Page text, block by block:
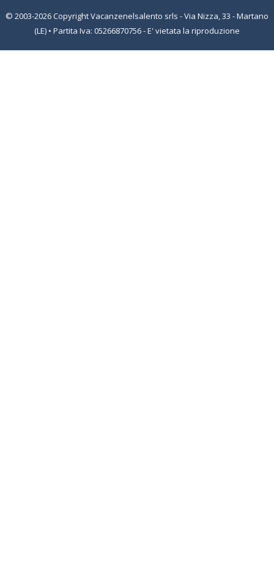
© 2003-2026 Copyright Vacanzenelsalento srls - Via Nizza, 33 - Martano
(LE) • Partita Iva: 05266870756 - E' vietata la riproduzione